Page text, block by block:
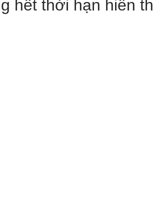
hết thời hạn hiển